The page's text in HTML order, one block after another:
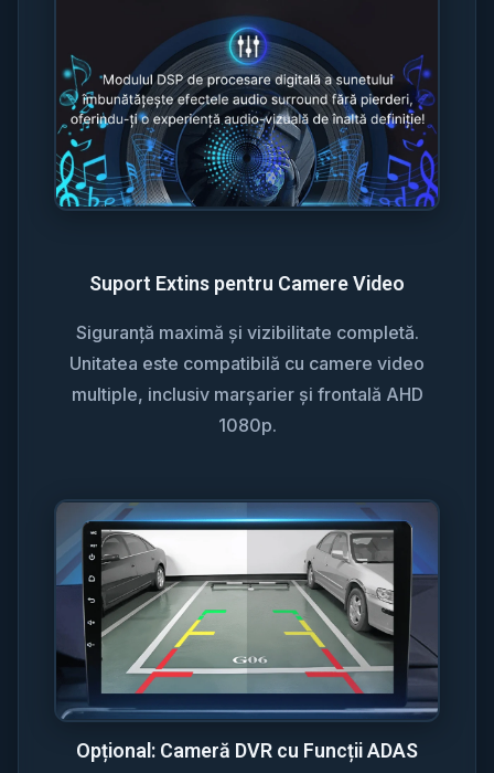
Suport Extins pentru Camere Video
Siguranță maximă și vizibilitate completă.
Unitatea este compatibilă cu camere video
multiple, inclusiv marșarier și frontală AHD
1080p.
Opțional: Cameră DVR cu Funcții ADAS